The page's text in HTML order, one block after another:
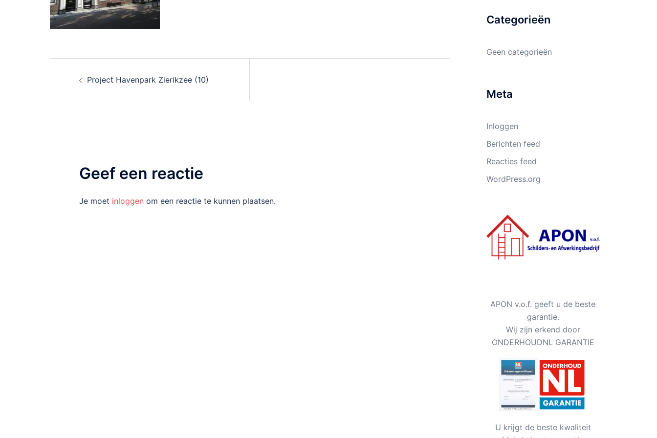
Project Havenpark Zierikzee (10)
Geef een reactie
Je moet inloggen om een reactie te kunnen plaatsen.
Categorieën
Geen categorieën
Meta
Inloggen
Berichten feed
Reacties feed
WordPress.org
APON v.o.f. geeft u de beste
garantie.
Wij zijn erkend door
ONDERHOUDNL GARANTIE
U krijgt de beste kwaliteit